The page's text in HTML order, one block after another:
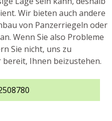
Wir bieten auch andere
von Panzerriegeln oder
Wenn Sie also Probleme
Sie nicht, uns zu
Ihnen beizustehen.